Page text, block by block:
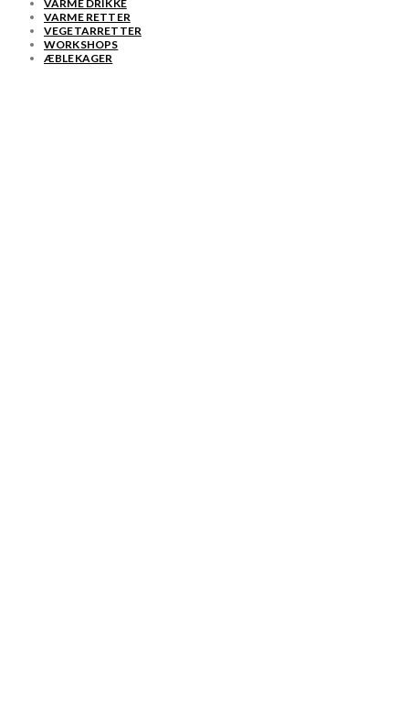
VARME DRIKKE
VARME RETTER
VEGETARRETTER
WORKSHOPS
ÆBLEKAGER